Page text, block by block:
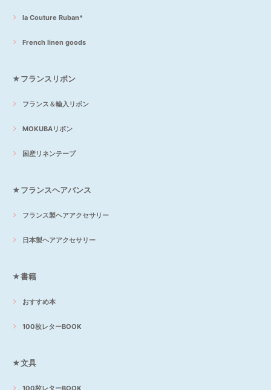
la Couture Ruban*
French linen goods
★フランスリボン
フランス＆輸入リボン
MOKUBAリボン
国産リネンテープ
★フランスヘアバンス
フランス製ヘアアクセサリー
日本製ヘアアクセサリー
★書籍
おすすめ本
100枚レターBOOK
★文具
100枚レターBOOK